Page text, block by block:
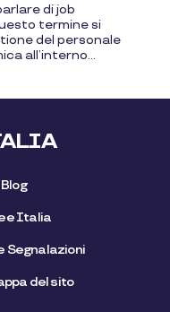
di job
termine si
del personale
all’interno...
Blog
Italia
Segnalazioni
del sito